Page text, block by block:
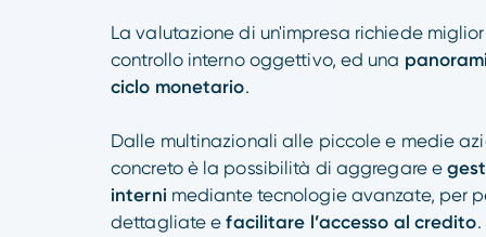
La valutazione di un'impresa richiede
controllo interno oggettivo, ed una
ciclo monetario.
Dalle multinazionali alle piccole e medie
concreto è la possibilità di aggregare e
interni mediante tecnologie avanzate, per
dettagliate e facilitare l’accesso al credito.